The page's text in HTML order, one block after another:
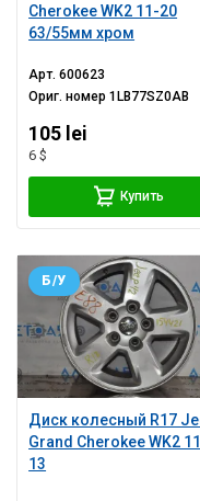
Cherokee WK2 11-20
63/55мм хром
Арт.600623
Ориг. номер1LB77SZ0AB
105 lei
6 $
Купить
Диск колесный R17
Grand Cherokee WK2
13
Б/У